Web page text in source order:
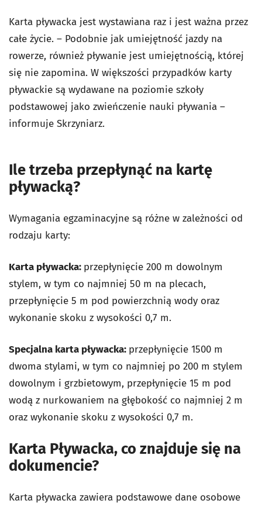
Karta pływacka jest wystawiana raz i jest ważna przez
całe życie. – Podobnie jak umiejętność jazdy na
rowerze, również pływanie jest umiejętnością, której
się nie zapomina. W większości przypadków karty
pływackie są wydawane na poziomie szkoły
podstawowej jako zwieńczenie nauki pływania –
informuje Skrzyniarz.
Ile trzeba przepłynąć na kartę
pływacką?
Wymagania egzaminacyjne są różne w zależności od
rodzaju karty:
Karta pływacka: przepłynięcie 200 m dowolnym
stylem, w tym co najmniej 50 m na plecach,
przepłynięcie 5 m pod powierzchnią wody oraz
wykonanie skoku z wysokości 0,7 m.
Specjalna karta pływacka: przepłynięcie 1500 m
dwoma stylami, w tym co najmniej po 200 m stylem
dowolnym i grzbietowym, przepłynięcie 15 m pod
wodą z nurkowaniem na głębokość co najmniej 2 m
oraz wykonanie skoku z wysokości 0,7 m.
Karta Pływacka, co znajduje się na
dokumencie?
Karta pływacka zawiera podstawowe dane osobowe